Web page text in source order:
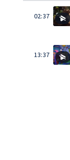
02:37
13:37